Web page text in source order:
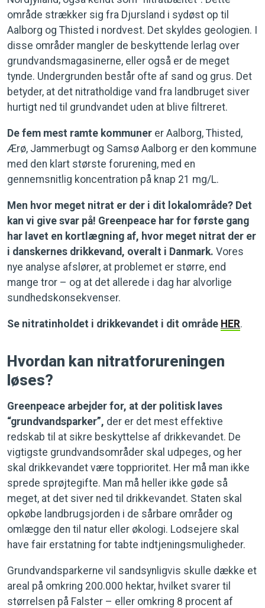
område strækker sig fra Djursland i sydøst op til
Aalborg og Thisted i nordvest. Det skyldes geologien. I
disse områder mangler de beskyttende lerlag over
grundvandsmagasinerne, eller også er de meget
tynde. Undergrunden består ofte af sand og grus. Det
betyder, at det nitratholdige vand fra landbruget siver
hurtigt ned til grundvandet uden at blive filtreret.
De fem mest ramte kommuner er Aalborg, Thisted,
Ærø, Jammerbugt og Samsø Aalborg er den kommune
med den klart største forurening, med en
gennemsnitlig koncentration på knap 21 mg/L.
Men hvor meget nitrat er der i dit lokalområde? Det
kan vi give svar på! Greenpeace har for første gang
har lavet en kortlægning af, hvor meget nitrat der er
i danskernes drikkevand, overalt i Danmark. Vores
nye analyse afslører, at problemet er større, end
mange tror – og at det allerede i dag har alvorlige
sundhedskonsekvenser.
Se nitratinholdet i drikkevandet i dit område HER.
Hvordan kan nitratforureningen
løses?
Greenpeace arbejder for, at der politisk laves
“grundvandsparker”, der er det mest effektive
redskab til at sikre beskyttelse af drikkevandet. De
vigtigste grundvandsområder skal udpeges, og her
skal drikkevandet være topprioritet. Her må man ikke
sprede sprøjtegifte. Man må heller ikke gøde så
meget, at det siver ned til drikkevandet. Staten skal
opkøbe landbrugsjorden i de sårbare områder og
omlægge den til natur eller økologi. Lodsejere skal
have fair erstatning for tabte indtjeningsmuligheder.
Grundvandsparkerne vil sandsynligvis skulle dække et
areal på omkring 200.000 hektar, hvilket svarer til
størrelsen på Falster – eller omkring 8 procent af